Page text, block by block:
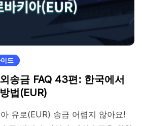
드
송금 FAQ 43편: 한국에서
법(EUR)
유로(EUR) 송금 어렵지 않아요!